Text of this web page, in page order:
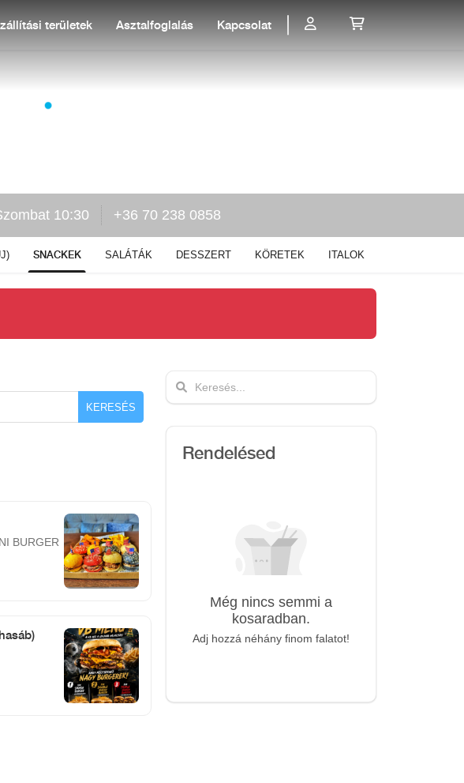
területek Asztalfoglalás Kapcsolat
10:30 +36 70 238 0858
SNACKEK SALÁTÁK DESSZERT KÖRETEK ITALOK
KERESÉS
BURGER
Rendelésed
Még nincs semmi a
kosaradban.
Adj hozzá néhány finom falatot!